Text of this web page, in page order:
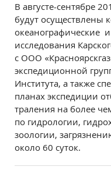
В августе-сентябре
будут осуществлены
океанографические
исследования
с ООО
экспедиционной
Института, а также
планах экспедиции
траления на более
по гидрологии,
зоологии,
около 60 суток.